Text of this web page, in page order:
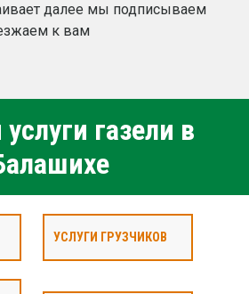
далее мы подписываем
к вам
газели в
УСЛУГИ ГРУЗЧИКОВ